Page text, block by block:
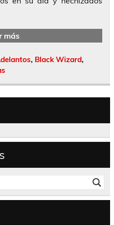
más
, Black Wizard,